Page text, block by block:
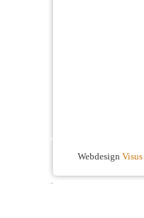
Webdesign Visus